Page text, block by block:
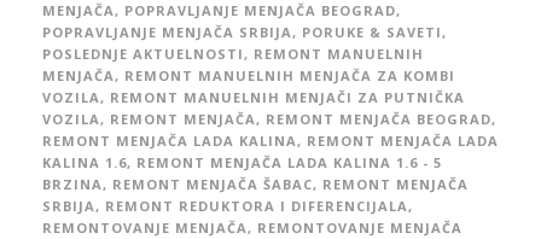
MENJAČA, POPRAVLJANJE MENJAČA BEOGRAD,
POPRAVLJANJE MENJAČA SRBIJA, PORUKE & SAVETI,
POSLEDNJE AKTUELNOSTI, REMONT MANUELNIH
MENJAČA, REMONT MANUELNIH MENJAČA ZA KOMBI
VOZILA, REMONT MANUELNIH MENJAČI ZA PUTNIČKA
VOZILA, REMONT MENJAČA, REMONT MENJAČA BEOGRAD,
REMONT MENJAČA LADA KALINA, REMONT MENJAČA LADA
KALINA 1.6, REMONT MENJAČA LADA KALINA 1.6 - 5
BRZINA, REMONT MENJAČA ŠABAC, REMONT MENJAČA
SRBIJA, REMONT REDUKTORA I DIFERENCIJALA,
REMONTOVANJE MENJAČA, REMONTOVANJE MENJAČA